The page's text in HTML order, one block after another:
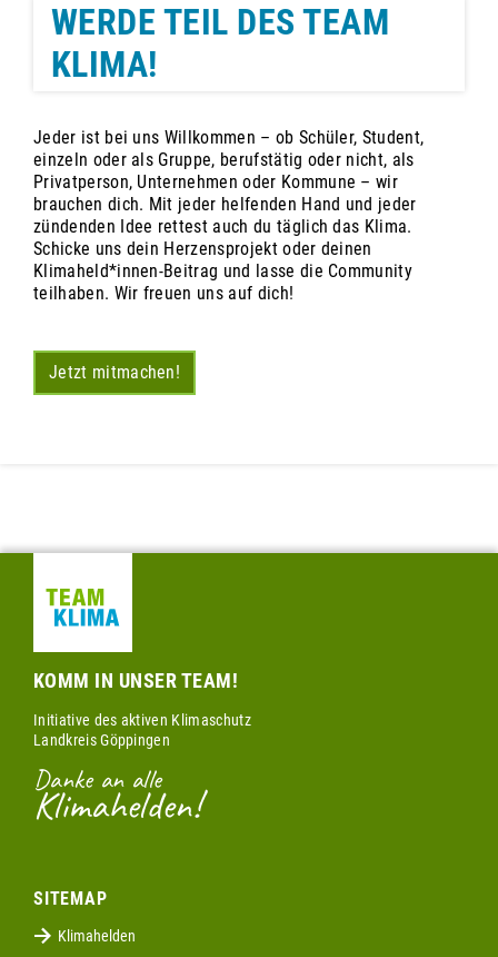
WERDE TEIL DES TEAM
KLIMA!
Jeder ist bei uns Willkommen – ob Schüler, Student,
einzeln oder als Gruppe, berufstätig oder nicht, als
Privatperson, Unternehmen oder Kommune – wir
brauchen dich. Mit jeder helfenden Hand und jeder
zündenden Idee rettest auch du täglich das Klima.
Schicke uns dein Herzensprojekt oder deinen
Klimaheld*innen-Beitrag und lasse die Community
teilhaben. Wir freuen uns auf dich!
Jetzt mitmachen!
KOMM IN UNSER TEAM!
Initiative des aktiven Klimaschutz
Landkreis Göppingen
Danke an alle
Klimahelden!
SITEMAP
Klimahelden